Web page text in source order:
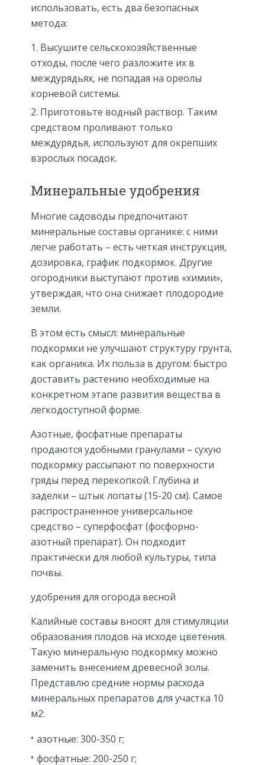
использовать, есть два безопасных
метода:
Высушите сельскохозяйственные
отходы, после чего разложите их в
междурядьях, не попадая на ореолы
корневой системы.
Приготовьте водный раствор. Таким
средством проливают только
междурядья, используют для окрепших
взрослых посадок.
Минеральные удобрения
Многие садоводы предпочитают
минеральные составы органике: с ними
легче работать – есть четкая инструкция,
дозировка, график подкормок. Другие
огородники выступают против «химии»,
утверждая, что она снижает плодородие
земли.
В этом есть смысл: минеральные
подкормки не улучшают структуру грунта,
как органика. Их польза в другом: быстро
доставить растению необходимые на
конкретном этапе развития вещества в
легкодоступной форме.
Азотные, фосфатные препараты
продаются удобными гранулами – сухую
подкормку рассыпают по поверхности
гряды перед перекопкой. Глубина и
заделки – штык лопаты (15-20 см). Самое
распространенное универсальное
средство – суперфосфат (фосфорно-
азотный препарат). Он подходит
практически для любой культуры, типа
почвы.
удобрения для огорода весной
Калийные составы вносят для стимуляции
образования плодов на исходе цветения.
Такую минеральную подкормку можно
заменить внесением древесной золы.
Представлю средние нормы расхода
минеральных препаратов для участка 10
м2:
азотные: 300-350 г;
фосфатные: 200-250 г;